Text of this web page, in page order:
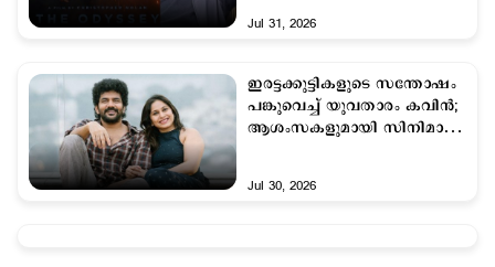
Jul 31, 2026
ഇരട്ടക്കുട്ടികളുടെ സന്തോഷം
പങ്കുവെച്ച് യുവതാരം കവിന്‍;
ആശംസകളുമായി സിനിമാ
Jul 30, 2026